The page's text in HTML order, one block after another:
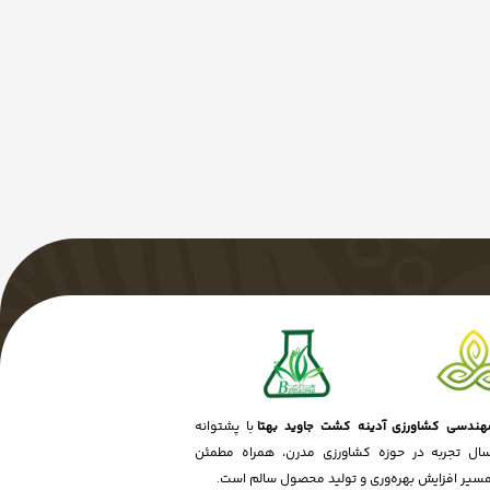
کشاورزی آدینه کشت جاوید بهتابا پشتوانه
از ۱۵ سال تجربه در حوزه کشاورزی مدرن، همراه مطمئن
مسیر افزایش بهره‌وری و تولید محصول سالم است.